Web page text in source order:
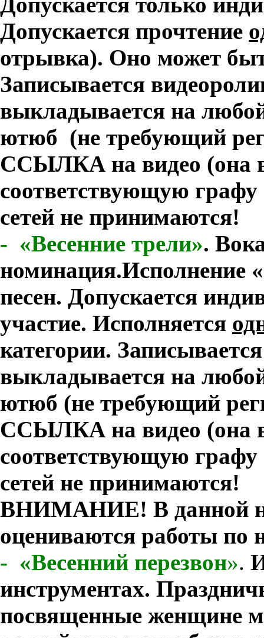
Допускается прочтение
отрывка). Оно может
Записывается
выкладывается на
ютюб (не требующий
ССЫЛКА на видео (она
соответствующую графу
сетей не принимаются!
- «Весенние трели».
номинация.Исполнение
песен. Допускается
участие. Исполняется
категории.
выкладывается на
ютюб (не требующий
ССЫЛКА на видео (она
соответствующую графу
сетей не принимаются!
ВНИМАНИЕ! В данной
оцениваются работы по
- «Весенний перезвон».
инструментах.
посвященные женщине